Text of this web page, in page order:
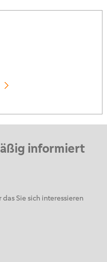
informiert
Sie sich interessieren